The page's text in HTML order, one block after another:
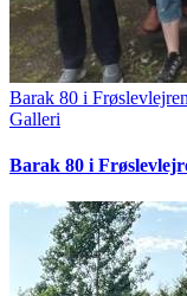
Barak 80 i
Galleri
Barak 80 i